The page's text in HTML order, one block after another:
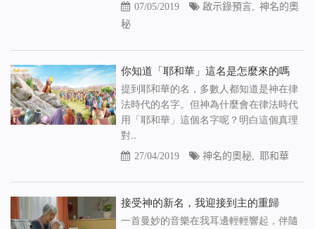
07/05/2019 啟示錄預言, 神名的奧
秘
你知道「耶和華」這名是怎麼來的嗎
提到耶和華的名，多數人都知道是神在律
法時代的名字。但神為什麼會在律法時代
用「耶和華」這個名字呢？明白這個真理
對..
27/04/2019 神名的奧秘, 耶和華
接受神的新名，我迎接到主的重歸
一首曼妙的音樂在我耳邊輕輕響起，伴隨